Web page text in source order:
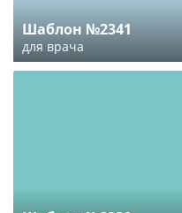
Шаблон №2341
для врача